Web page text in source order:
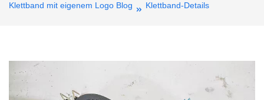
Klettband mit eigenem Logo Blog
Klettband-Details